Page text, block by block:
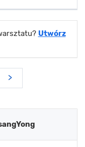
Utwórz
>